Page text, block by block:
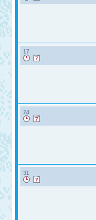
17
24
31